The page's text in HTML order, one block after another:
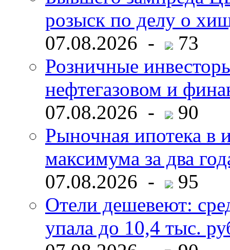
розыск по делу о
07.08.2026 -
73
Розничные
нефтегазовом и
07.08.2026 -
90
Рыночная ипотека в
максимума за два
07.08.2026 -
95
Отели дешевеют:
упала до 10,4 тыс.